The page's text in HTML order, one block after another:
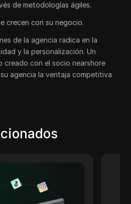
de metodologías ágiles.
crecen con su negocio.
de la agencia radica en la
y la personalización. Un
creado con el socio nearshore
agencia la ventaja competitiva